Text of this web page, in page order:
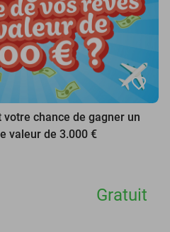
favorite_border
chance de gagner un
valeur de 3.000 €
Gratuit